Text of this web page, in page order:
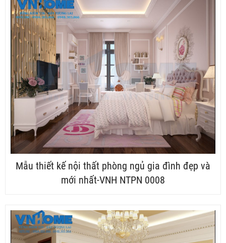
Mẫu thiết kế nội thất phòng ngủ gia đình đẹp và
mới nhất-VNH NTPN 0008